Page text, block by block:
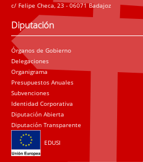
c/ Felipe Checa, 23 - 06071 Badajoz
Diputación
Órganos de Gobierno
Delegaciones
Organigrama
Presupuestos Anuales
Subvenciones
Identidad Corporativa
Diputación Abierta
Diputación Transparente
EDUSI